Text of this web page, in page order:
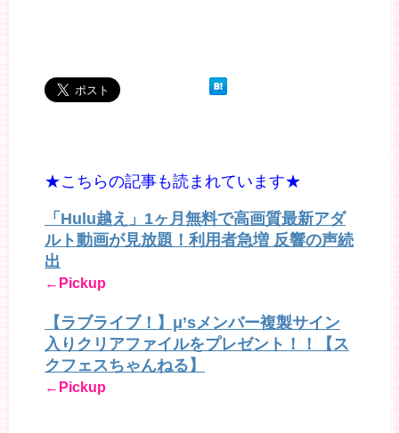
★こちらの記事も読まれています★
「Hulu越え」1ヶ月無料で高画質最新アダ
ルト動画が見放題！利用者急増 反響の声続
出
←Pickup
【ラブライブ！】μ’sメンバー複製サイン
入りクリアファイルをプレゼント！！【ス
クフェスちゃんねる】
←Pickup